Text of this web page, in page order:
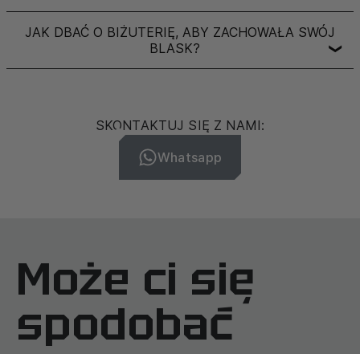
JAK DBAĆ O BIŻUTERIĘ, ABY ZACHOWAŁA SWÓJ
BLASK?
❯
SKONTAKTUJ SIĘ Z NAMI:
Whatsapp
Może ci się
spodobać